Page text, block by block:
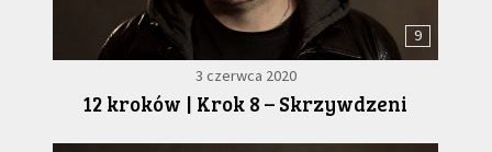
9
3 czerwca 2020
12 kroków | Krok 8 – Skrzywdzeni